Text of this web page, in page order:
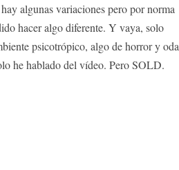
algunas variaciones pero por norma
hacer algo diferente. Y vaya, solo
psicotrópico, algo de horror y oda
he hablado del vídeo. Pero SOLD.